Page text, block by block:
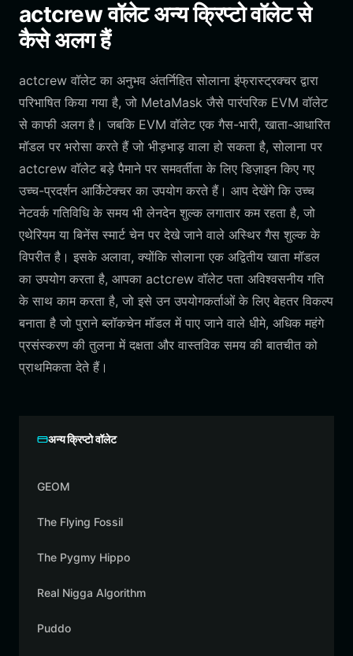
actcrew वॉलेट अन्य क्रिप्टो वॉलेट से
कैसे अलग हैं
actcrew वॉलेट का अनुभव अंतर्निहित सोलाना इंफ्रास्ट्रक्चर द्वारा
परिभाषित किया गया है, जो MetaMask जैसे पारंपरिक EVM वॉलेट
से काफी अलग है। जबकि EVM वॉलेट एक गैस-भारी, खाता-आधारित
मॉडल पर भरोसा करते हैं जो भीड़भाड़ वाला हो सकता है, सोलाना पर
actcrew वॉलेट बड़े पैमाने पर समवर्तीता के लिए डिज़ाइन किए गए
उच्च-प्रदर्शन आर्किटेक्चर का उपयोग करते हैं। आप देखेंगे कि उच्च
नेटवर्क गतिविधि के समय भी लेनदेन शुल्क लगातार कम रहता है, जो
एथेरियम या बिनेंस स्मार्ट चेन पर देखे जाने वाले अस्थिर गैस शुल्क के
विपरीत है। इसके अलावा, क्योंकि सोलाना एक अद्वितीय खाता मॉडल
का उपयोग करता है, आपका actcrew वॉलेट पता अविश्वसनीय गति
के साथ काम करता है, जो इसे उन उपयोगकर्ताओं के लिए बेहतर विकल्प
बनाता है जो पुराने ब्लॉकचेन मॉडल में पाए जाने वाले धीमे, अधिक महंगे
प्रसंस्करण की तुलना में दक्षता और वास्तविक समय की बातचीत को
प्राथमिकता देते हैं।
अन्य क्रिप्टो वॉलेट
GEOM
The Flying Fossil
The Pygmy Hippo
Real Nigga Algorithm
Puddo